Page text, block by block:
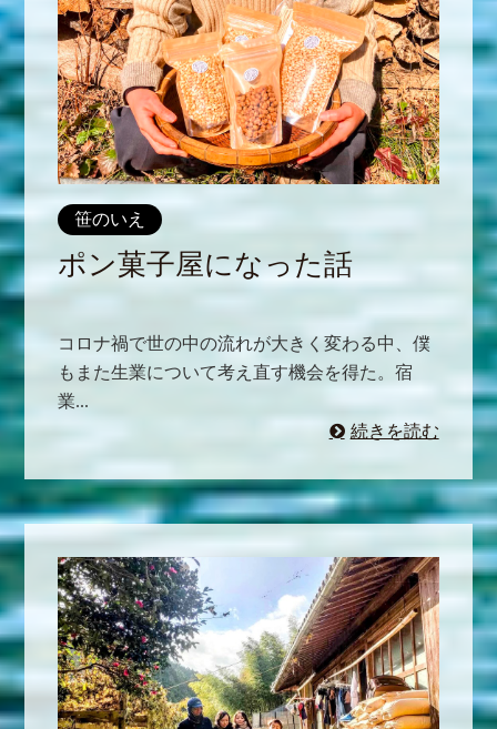
笹のいえ
ポン菓子屋になった話
コロナ禍で世の中の流れが大きく変わる中、僕
もまた生業について考え直す機会を得た。宿
業...
続きを読む